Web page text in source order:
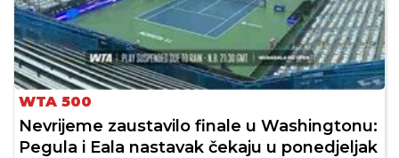
WTA 500
Nevrijeme zaustavilo finale u Washingtonu:
Pegula i Eala nastavak čekaju u ponedjeljak